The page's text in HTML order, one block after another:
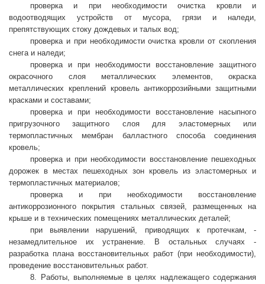
проверка и при необходимости очистка кровли и
водоотводящих устройств от мусора, грязи и наледи,
препятствующих стоку дождевых и талых вод;
проверка и при необходимости очистка кровли от скопления
снега и наледи;
проверка и при необходимости восстановление защитного
окрасочного слоя металлических элементов, окраска
металлических креплений кровель антикоррозийными защитными
красками и составами;
проверка и при необходимости восстановление насыпного
пригрузочного защитного слоя для эластомерных или
термопластичных мембран балластного способа соединения
кровель;
проверка и при необходимости восстановление пешеходных
дорожек в местах пешеходных зон кровель из эластомерных и
термопластичных материалов;
проверка и при необходимости восстановление
антикоррозионного покрытия стальных связей, размещенных на
крыше и в технических помещениях металлических деталей;
при выявлении нарушений, приводящих к протечкам, -
незамедлительное их устранение. В остальных случаях -
разработка плана восстановительных работ (при необходимости),
проведение восстановительных работ.
8. Работы, выполняемые в целях надлежащего содержания